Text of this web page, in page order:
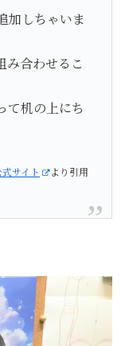
加しちゃいま
み合わせるこ
て机の上にち
サイト より引用